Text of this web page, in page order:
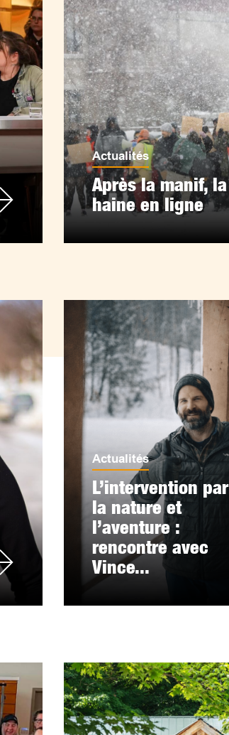
Actualités
Après la manif, la
haine en ligne
Actualités
L’intervention par
la nature et
l’aventure :
rencontre avec
Vince...